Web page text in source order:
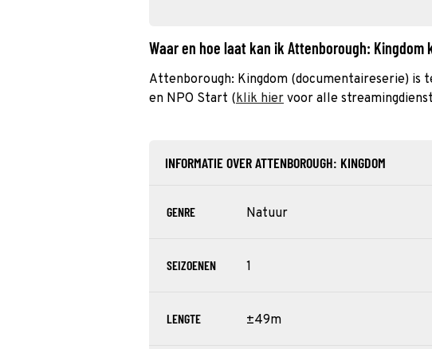
Waar en hoe laat kan ik Attenborough:
Attenborough: Kingdom (documentaireserie) is
en NPO Start (klik hier voor alle
INFORMATIE OVER ATTENBOROUGH: KINGDOM
GENRE Natuur
SEIZOENEN 1
LENGTE ±49m